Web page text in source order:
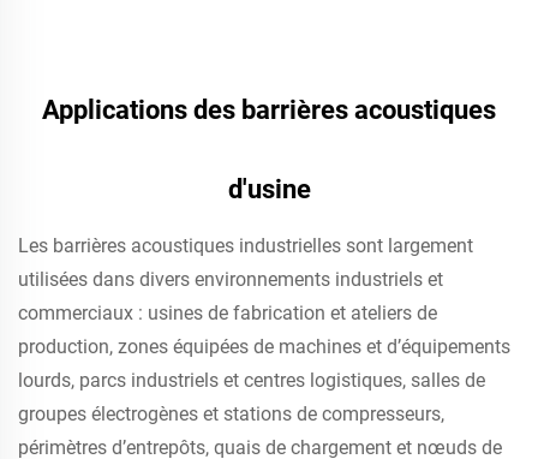
Applications des barrières acoustiques
d'usine
Les barrières acoustiques industrielles sont largement
utilisées dans divers environnements industriels et
commerciaux : usines de fabrication et ateliers de
production, zones équipées de machines et d’équipements
lourds, parcs industriels et centres logistiques, salles de
groupes électrogènes et stations de compresseurs,
périmètres d’entrepôts, quais de chargement et nœuds de